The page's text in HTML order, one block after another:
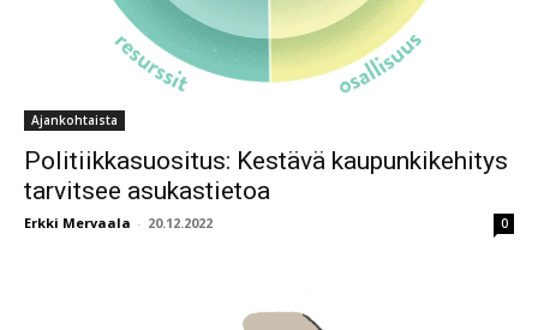
Ajankohtaista
Politiikkasuositus: Kestävä kaupunkikehitys
tarvitsee asukastietoa
Erkki Mervaala - 20.12.2022 0